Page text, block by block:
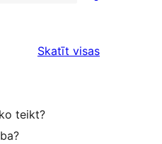
Skatīt visasatsauksmes
teikt?